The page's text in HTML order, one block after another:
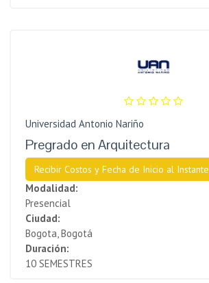
Universidad Antonio Nariño
Pregrado en Arquitectura
Recibir Costos y Fecha de Inicio al Instante
Modalidad:
Presencial
Ciudad:
Bogota, Bogotá
Duración:
10 SEMESTRES